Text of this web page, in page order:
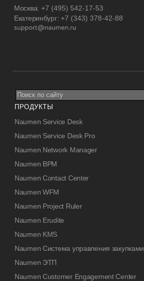
Москва: +7 (495) 542-17-53
Екатеринбург:+7 (343) 378-42-88
ПРОДУКТЫ
Naumen Service Desk
Naumen Service Desk Pro
Naumen Network Manager
Naumen BPM
Naumen Contact Center
Naumen WFM
Naumen Project Ruler
Naumen Erudite
Naumen KMS
Naumen Система управления закупками
Naumen ЭТП
Naumen Customer Engagement Center